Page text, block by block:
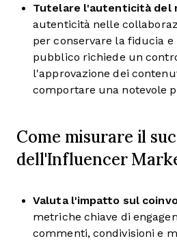
Tutelare l'autenticità del
autenticità nelle
per conservare la fiducia
pubblico richiede un
l'approvazione dei
comportare una notevole
Come misurare il
dell'Influencer
Valuta l'impatto sul
metriche chiave di
commenti, condivisioni e